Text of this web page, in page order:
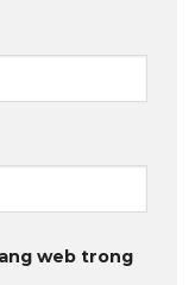
web trong